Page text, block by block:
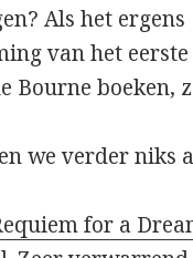
Als het ergens
van het eerste
Bourne boeken,
we verder niks
for a